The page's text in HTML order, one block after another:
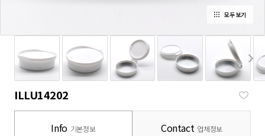
모두 보기
ILLU14202
Info 기본정보 Contact 업체정보